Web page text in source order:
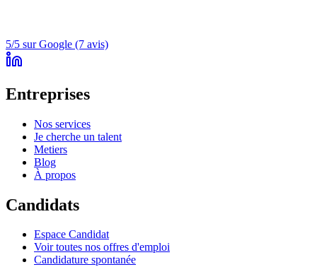
5/5 sur Google (7 avis)
Entreprises
Nos services
Je cherche un talent
Metiers
Blog
À propos
Candidats
Espace Candidat
Voir toutes nos offres d'emploi
Candidature spontanée